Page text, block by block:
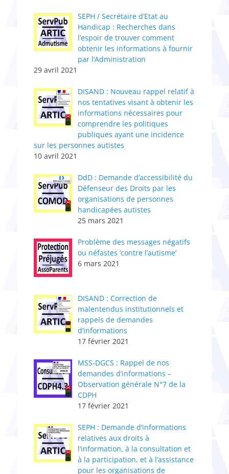
SEPH / Secrétaire d’Etat au
Handicap : Recherches dans
l’espoir de trouver comment
obtenir les informations à fournir
par l’Administration
29 avril 2021
DISAND : Nouveau rappel relatif à
nos tentatives visant à obtenir les
informations nécessaires pour
comprendre les politiques
publiques ayant une incidence
sur les personnes autistes
10 avril 2021
DdD : Demande d’accessibilité du
Défenseur des Droits par les
organisations de personnes
handicapées autistes
25 mars 2021
Problème des messages négatifs
ou néfastes ‘contre l’autisme’
6 mars 2021
DISAND : Correction de
malentendus institutionnels et
rappels de demandes
d’informations
17 février 2021
MSS-DGCS : Rappel de nos
demandes d’informations –
Observation générale N°7 de la
CDPH
17 février 2021
SEPH : Demande d’informations
relatives aux droits à
l’information, à la consultation et
à la participation, et à l’assistance
pour les organisations de